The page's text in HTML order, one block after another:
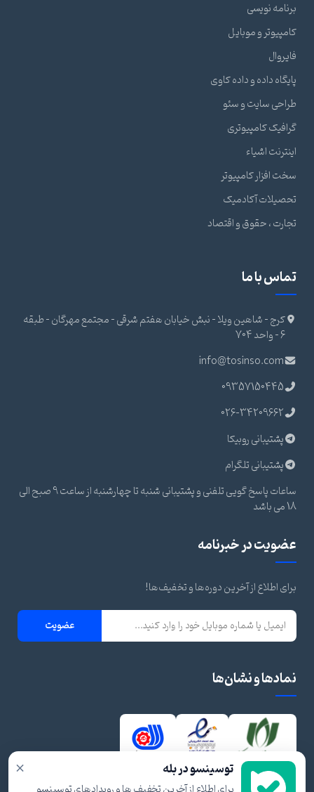
برنامه نویسی
کامپیوتر و موبایل
فایروال
پایگاه داده و داده کاوی
طراحی سایت و سئو
گرافیک کامپیوتری
اینترنت اشیاء
سخت افزار کامپیوتر
تحصیلات آکادمیک
تجارت ، حقوق و اقتصاد
تماس با ما
کرج - شاهین ویلا - نبش خیابان هفتم شرقی - مجتمع مهرگان - طبقه
6 - واحد 704
info@tosinso.com
09357150445
026-34209662
پشتیبانی روبیکا
پشتیبانی تلگرام
ساعات پاسخ گویی تلفنی و پشتیبانی شنبه تا چهارشنبه از ساعت 9 صبح الی
18 می باشد
عضویت در خبرنامه
برای اطلاع از آخرین دوره‌ها و تخفیف‌ها!
عضویت
نمادها و نشان‌ها
× توسینسو در بله